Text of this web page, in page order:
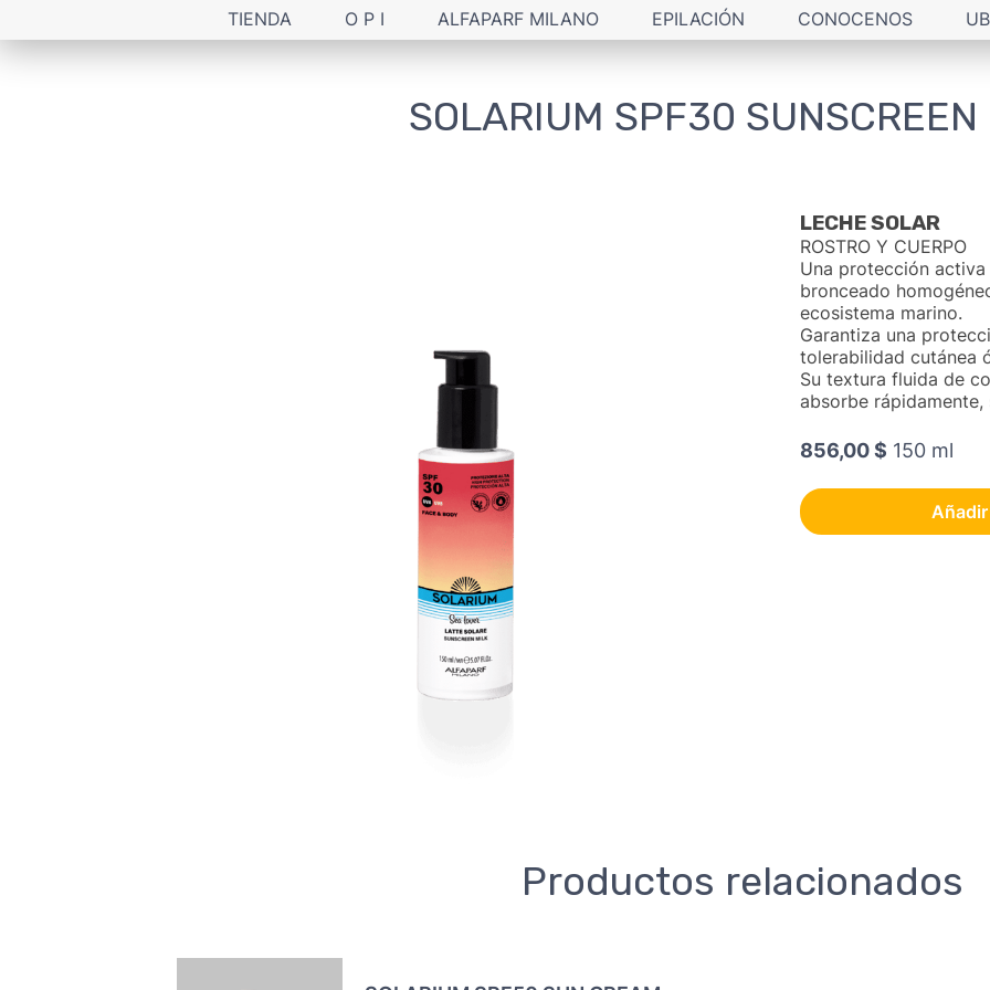
TIENDA O P I ALFAPARF MILANO EPILACIÓN CONOCENOS
SOLARIUM SPF30 SUNSCREEN
LECHE SOLAR
ROSTRO Y CUERPO
Una protección
bronceado
ecosistema marino.
Garantiza una
tolerabilidad cutánea
Su textura fluida de
absorbe rápidamente,
856,00 $ 150 ml
Productos relacionados